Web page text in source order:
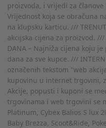
proizvoda, i vrijedi za članove
Vrijednost koja se obračuna
na klupsku karticu. ///
akcijska cijena za proizvod. ///
DANA – Najniža cijena koju
dana za sve kupce. ///
označenih tekstom "web
kupovinu u internet trgovini,
Akcije, popusti i kuponi se
trgovinama i web trgovini se
Platinum, Cybex Balios S lux
Baby Brezza, Scoot&Ride,